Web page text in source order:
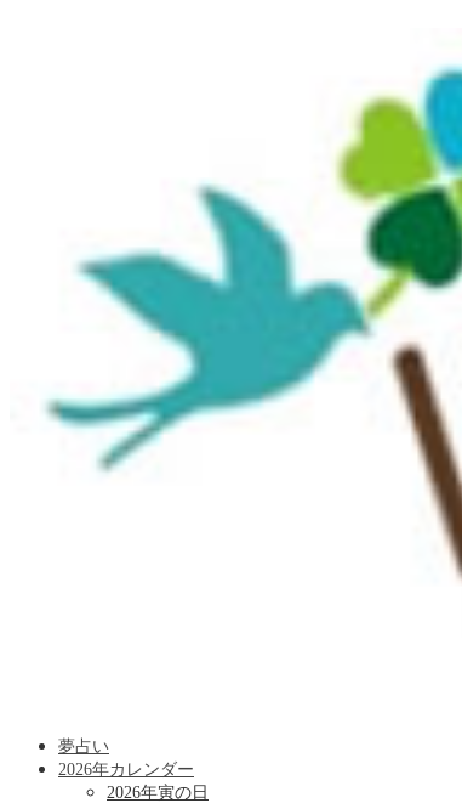
夢占い
2026年カレンダー
2026年寅の日